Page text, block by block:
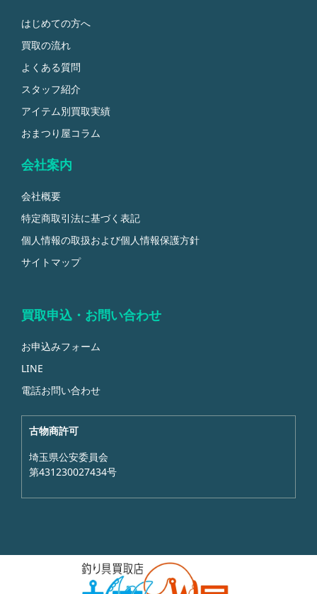
はじめての方へ
買取の流れ
よくある質問
スタッフ紹介
アイテム別買取実績
おまつり屋コラム
会社案内
会社概要
特定商取引法に基づく表記
個人情報の取扱および個人情報保護方針
サイトマップ
買取申込・お問い合わせ
お申込みフォーム
LINE
電話お問い合わせ
古物商許可
埼玉県公安委員会
第431230027434号